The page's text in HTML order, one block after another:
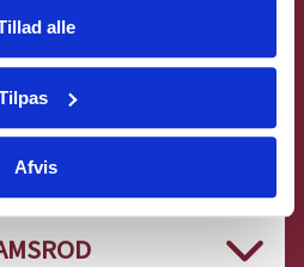
alle
Afvis